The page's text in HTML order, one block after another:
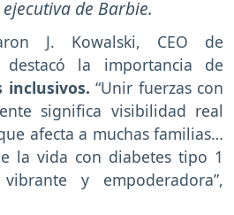
de Barbie.
J. Kowalski, CEO de
destacó la importancia de
inclusivos. “Unir fuerzas con
significa visibilidad real
afecta a muchas familias…
la vida con diabetes tipo 1
y empoderadora”,